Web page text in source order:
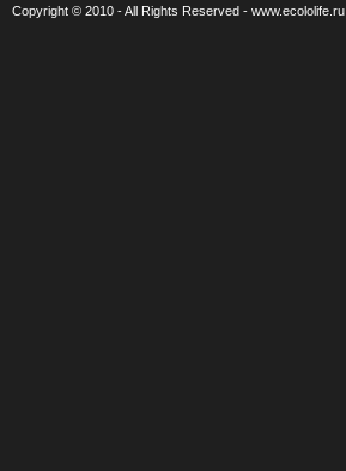
Copyright © 2010 - All Rights Reserved - www.ecololife.ru